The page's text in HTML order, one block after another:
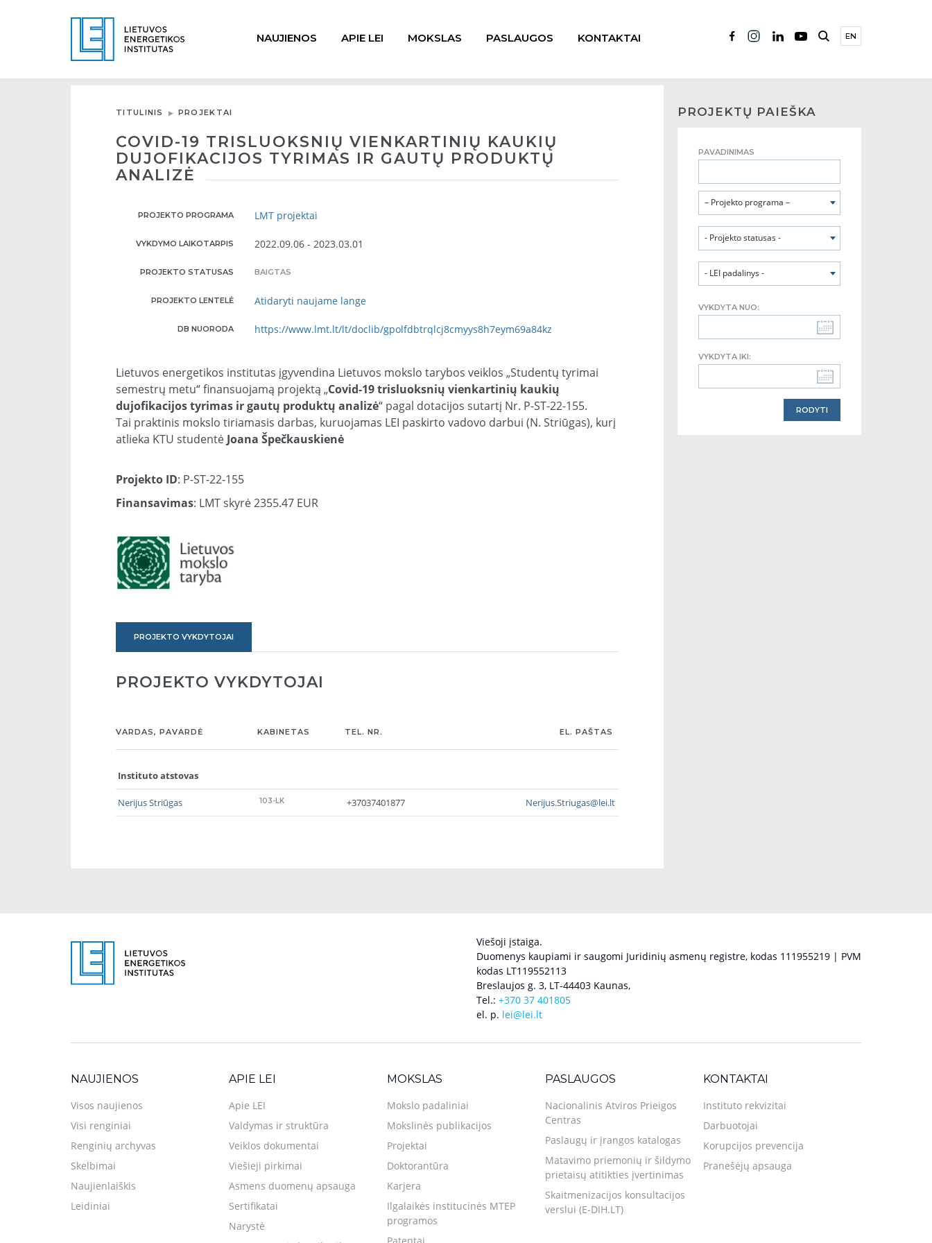
NAUJIENOS APIE LEI MOKSLAS PASLAUGOS KONTAKTAI EN
TITULINIS PROJEKTAI
COVID-19 TRISLUOKSNIŲ VIENKARTINIŲ KAUKIŲ
DUJOFIKACIJOS TYRIMAS IR GAUTŲ PRODUKTŲ
ANALIZĖ
PROJEKTO PROGRAMA LMT projektai
VYKDYMO LAIKOTARPIS 2022.09.06 - 2023.03.01
PROJEKTO STATUSAS BAIGTAS
PROJEKTO LENTELĖ Atidaryti naujame lange
DB NUORODA https://www.lmt.lt/lt/doclib/gpolfdbtrqlcj8cmyys8h7eym69a84kz
Lietuvos energetikos institutas įgyvendina Lietuvos mokslo tarybos veiklos „Studentų tyrimai
semestrų metu“ finansuojamą projektą „Covid-19 trisluoksnių vienkartinių kaukių
dujofikacijos tyrimas ir gautų produktų analizė“ pagal dotacijos sutartį Nr. P-ST-22-155.
Tai praktinis mokslo tiriamasis darbas, kuruojamas LEI paskirto vadovo darbui (N. Striūgas), kurį
atlieka KTU studentė Joana Špečkauskienė
Projekto ID: P-ST-22-155
Finansavimas: LMT skyrė 2355.47 EUR
PROJEKTO VYKDYTOJAI
PROJEKTO VYKDYTOJAI
VARDAS, PAVARDĖ KABINETAS TEL. NR. EL. PAŠTAS
Instituto atstovas
Nerijus Striūgas 103-LK +37037401877 Nerijus.Striugas@lei.lt
PROJEKTŲ PAIEŠKA
PAVADINIMAS
– Projekto programa –
- Projekto statusas -
- LEI padalinys -
VYKDYTA NUO:
VYKDYTA IKI:
Viešoji įstaiga.
Duomenys kaupiami ir saugomi Juridinių asmenų registre, kodas 111955219 | PVM
kodas LT119552113
Breslaujos g. 3, LT-44403 Kaunas,
Tel.: +370 37 401805
el. p. lei@lei.lt
NAUJIENOS
Visos naujienos
Visi renginiai
Renginių archyvas
Skelbimai
Naujienlaiškis
Leidiniai
APIE LEI
Apie LEI
Valdymas ir struktūra
Veiklos dokumentai
Viešieji pirkimai
Asmens duomenų apsauga
Sertifikatai
Narystė
MOKSLAS
Mokslo padaliniai
Mokslinės publikacijos
Projektai
Doktorantūra
Karjera
Ilgalaikės institucinės MTEP
programos
PASLAUGOS
Nacionalinis Atviros Prieigos
Centras
Paslaugų ir įrangos katalogas
Matavimo priemonių ir šildymo
prietaisų atitikties įvertinimas
Skaitmenizacijos konsultacijos
verslui (E-DIH.LT)
KONTAKTAI
Instituto rekvizitai
Darbuotojai
Korupcijos prevencija
Pranešėjų apsauga